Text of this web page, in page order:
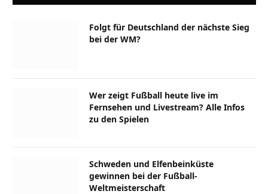
Folgt für Deutschland der nächste Sieg
bei der WM?
Wer zeigt Fußball heute live im
Fernsehen und Livestream? Alle Infos
zu den Spielen
Schweden und Elfenbeinküste
gewinnen bei der Fußball-
Weltmeisterschaft